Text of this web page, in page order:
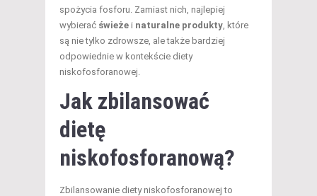
spożycia fosforu. Zamiast nich, najlepiej
wybierać świeże i naturalne produkty , które
są nie tylko zdrowsze, ale także bardziej
odpowiednie w kontekście diety
niskofosforanowej.
Jak zbilansować
dietę
niskofosforanową?
Zbilansowanie diety niskofosforanowej to